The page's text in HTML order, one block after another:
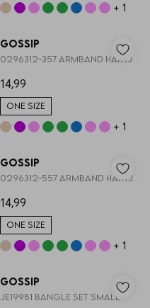
+ 1
1/2
Nieuw
Gossip
14,99
+ 1
ONE SIZE
1/1
Nieuw
Gossip
14,99
+ 1
ONE SIZE
1/2
Gossip
JE19981 BANGLE SET SMALL